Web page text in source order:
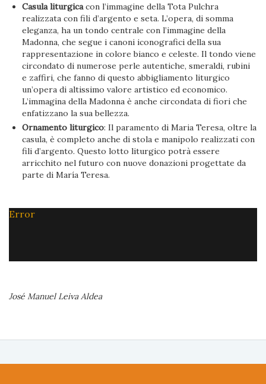
Casula liturgicacon l’immagine della Tota Pulchra
realizzata con fili d’argento e seta. L’opera, di somma
eleganza, ha un tondo centrale con l’immagine della
Madonna, che segue i canoni iconografici della sua
rappresentazione in colore bianco e celeste. Il tondo viene
circondato di numerose perle autentiche, smeraldi, rubini
e zaffiri, che fanno di questo abbigliamento liturgico
un’opera di altissimo valore artistico ed economico.
L’immagina della Madonna è anche circondata di fiori che
enfatizzano la sua bellezza.
Ornamento liturgico: Il paramento di Maria Teresa, oltre la
casula, è completo anche di stola e manipolo realizzati con
fili d’argento. Questo lotto liturgico potrà essere
arricchito nel futuro con nuove donazioni progettate da
parte di María Teresa.
Error
José Manuel Leiva Aldea